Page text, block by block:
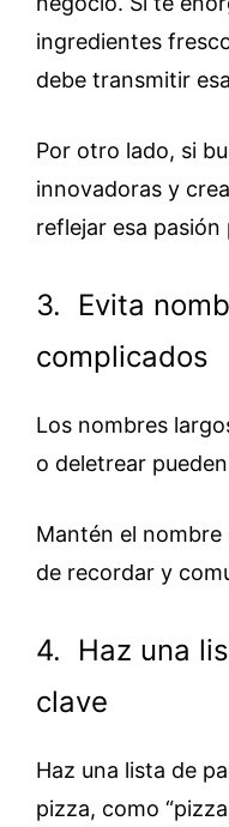
ingredientes
debe transmitir
Por otro lado, si
innovadoras y
reflejar esa
3. Evita
complicados
Los nombres
o deletrear
Mantén el nombre
de recordar y
4. Haz una
clave
Haz una lista de
pizza, como